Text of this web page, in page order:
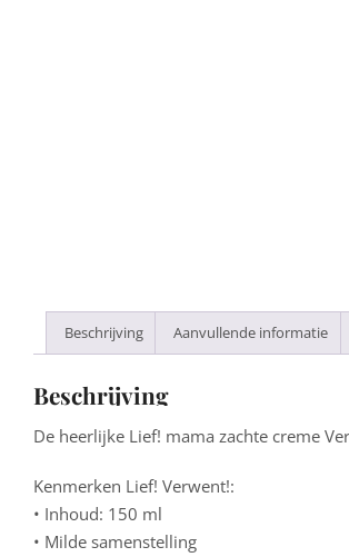
Beschrijving Aanvullende informatie
Beschrijving
De heerlijke Lief! mama zachte creme
Kenmerken Lief! Verwent!:
• Inhoud: 150 ml
• Milde samenstelling